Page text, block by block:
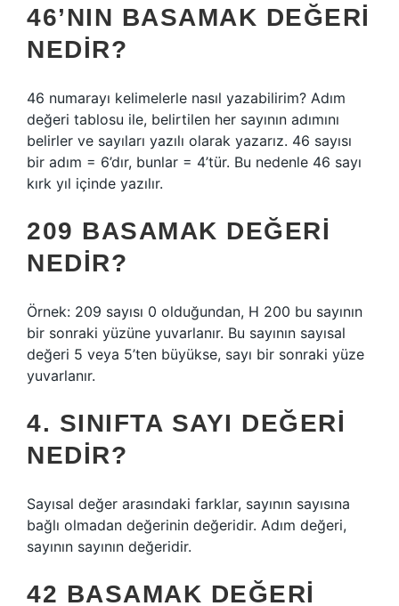
46’NIN BASAMAK DEĞERI
NEDIR?
46 numarayı kelimelerle nasıl yazabilirim? Adım
değeri tablosu ile, belirtilen her sayının adımını
belirler ve sayıları yazılı olarak yazarız. 46 sayısı
bir adım = 6’dır, bunlar = 4’tür. Bu nedenle 46 sayı
kırk yıl içinde yazılır.
209 BASAMAK DEĞERI
NEDIR?
Örnek: 209 sayısı 0 olduğundan, H 200 bu sayının
bir sonraki yüzüne yuvarlanır. Bu sayının sayısal
değeri 5 veya 5’ten büyükse, sayı bir sonraki yüze
yuvarlanır.
4. SINIFTA SAYI DEĞERI
NEDIR?
Sayısal değer arasındaki farklar, sayının sayısına
bağlı olmadan değerinin değeridir. Adım değeri,
sayının sayının değeridir.
42 BASAMAK DEĞERI